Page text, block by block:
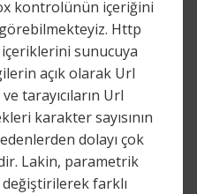
kontrolünün içeriğini
Http
sunucuya
açık olarak Url
tarayıcıların Url
karakter sayısının
dolayı çok
Lakin, parametrik
farklı